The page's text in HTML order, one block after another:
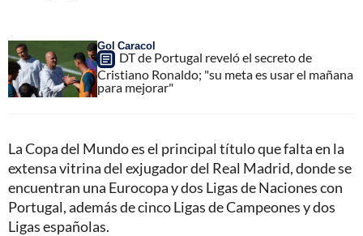
Gol Caracol
DT de Portugal reveló el secreto de
Cristiano Ronaldo; "su meta es usar el mañana
para mejorar"
La Copa del Mundo es el principal título que falta en la
extensa vitrina del exjugador del Real Madrid, donde se
encuentran una Eurocopa y dos Ligas de Naciones con
Portugal, además de cinco Ligas de Campeones y dos
Ligas españolas.